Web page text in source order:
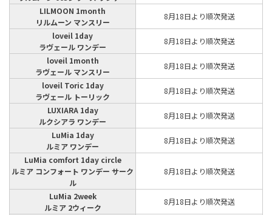
LILMOON 1month
リルムーン マンスリー
8月18日より順次発送
loveil 1day
ラヴェール ワンデー
8月18日より順次発送
loveil 1month
ラヴェール マンスリー
8月18日より順次発送
loveil Toric 1day
ラヴェール トーリック
8月18日より順次発送
LUXIARA 1day
ルクシアラ ワンデー
8月18日より順次発送
LuMia 1day
ルミア ワンデー
8月18日より順次発送
LuMia comfort 1day circle
ルミア コンフォート ワンデー サーク
ル
8月18日より順次発送
LuMia 2week
ルミア 2ウィーク
8月18日より順次発送